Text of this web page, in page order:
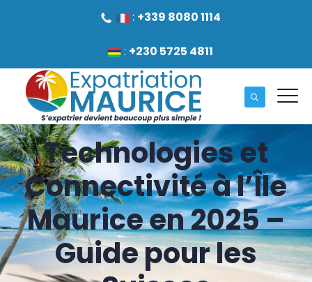
: +339 8080 1114
: +230 5725 4811
Technologies et
Connectivité à l’Île
Maurice en 2025 –
Guide pour les